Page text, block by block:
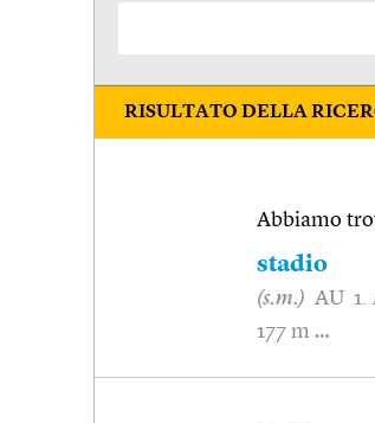
RISULTATO DELLA
Abbiamo
stadio
(s.m.) AU 1.
177 m …